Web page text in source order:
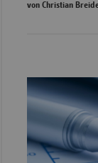
von Christian